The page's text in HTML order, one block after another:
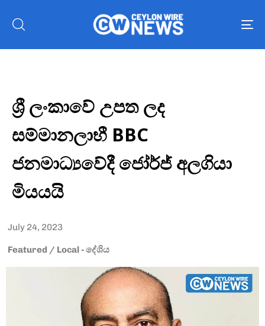
ශ්‍රී ලංකාවේ උපත ලද
සම්මානලාභී BBC
ජනමාධ්‍යවේදී ජෝර්ජ් අලගියා
මියයයි
July 24, 2023
Featured / Local - දේශිය